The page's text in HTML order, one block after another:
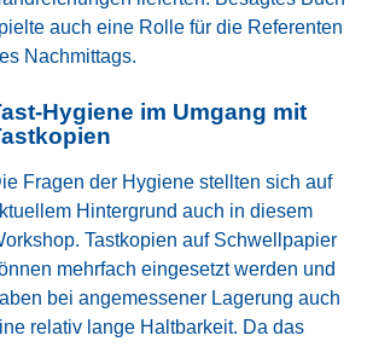
auch eine Rolle für die Referenten
Nachmittags.
Hygiene im Umgang mit
Fragen der Hygiene stellten sich auf
Hintergrund auch in diesem
Tastkopien auf Schwellpapier
mehrfach eingesetzt werden und
bei angemessener Lagerung auch
relativ lange Haltbarkeit. Da das